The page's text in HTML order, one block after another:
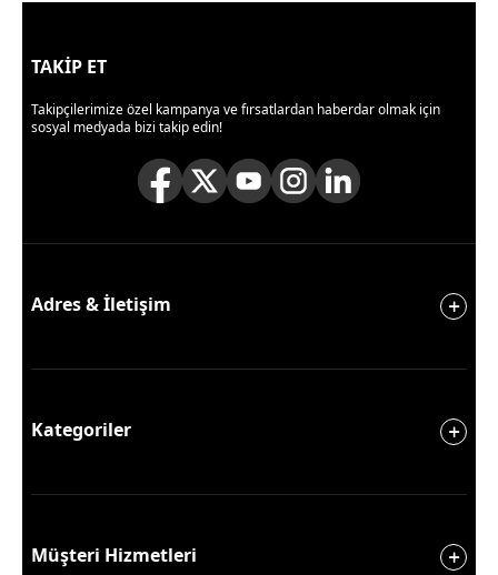
TAKİP ET
Takipçilerimize özel kampanya ve fırsatlardan haberdar olmak için
sosyal medyada bizi takip edin!
Adres & İletişim
Kategoriler
Müşteri Hizmetleri